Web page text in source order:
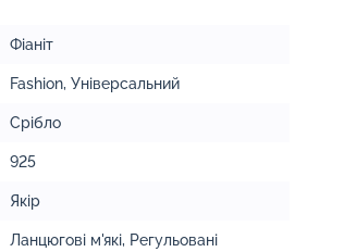
Фіаніт
Fashion, Універсальний
Срібло
925
Якір
Ланцюгові м'які, Регульовані